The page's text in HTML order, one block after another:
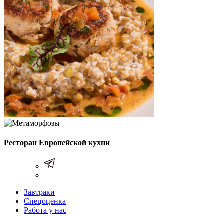
Ресторан Европейской кухни
Завтраки
Спецоценка
Работа у нас